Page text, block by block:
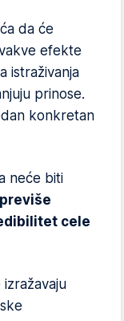
da će
efekte
istraživanja
prinose.
konkretan
neće biti
cele